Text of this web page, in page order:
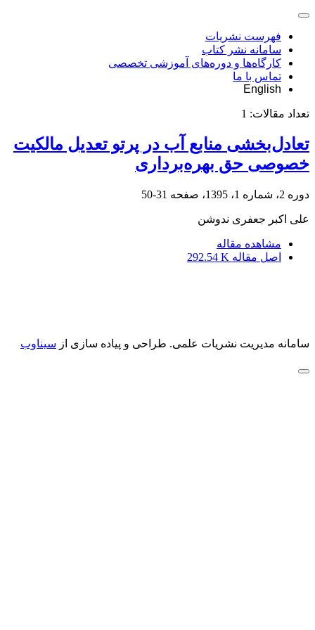
فهرست نشریات
سامانه نشر کتاب
کارگاه‌ها و دوره‌های آموزشی تخصصی
تماس با ما
English
تعداد مقالات: 1
تعادل‌بخشی منابع آب در پرتو تعدیل مالکیت
خصوصی حق بهره‌برداری
دوره 2، شماره 1، 1395، صفحه 31-50
علی اکبر جعفری ندوشن
مشاهده مقاله
اصل مقاله 292.54 K
سامانه مدیریت نشریات علمی. طراحی و پیاده سازی از سیناوب